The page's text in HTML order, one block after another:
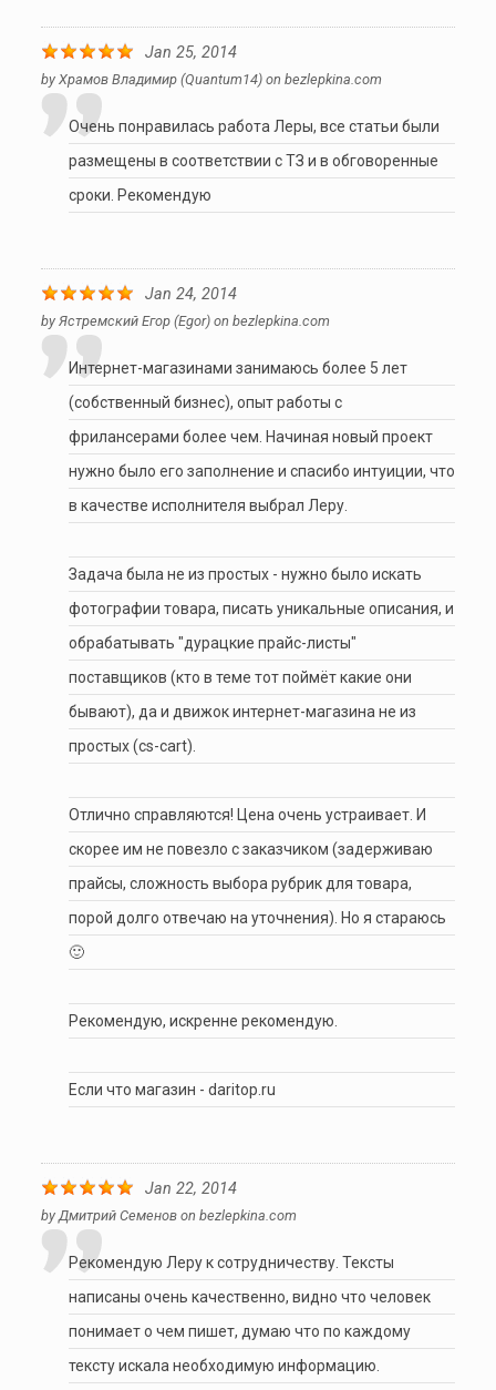
Jan 25, 2014
by Храмов Владимир (quantum14)on bezlepkina.com
Очень понравилась работа Леры, все статьи были
размещены в соответствии с ТЗ и в обговоренные
сроки. Рекомендую
Jan 24, 2014
by Ястремский Егор (egor)on bezlepkina.com
Интернет-магазинами занимаюсь более 5 лет
(собственный бизнес), опыт работы с
фрилансерами более чем. Начиная новый проект
нужно было его заполнение и спасибо интуиции, что
в качестве исполнителя выбрал Леру.
Задача была не из простых - нужно было искать
фотографии товара, писать уникальные описания, и
обрабатывать "дурацкие прайс-листы"
поставщиков (кто в теме тот поймёт какие они
бывают), да и движок интернет-магазина не из
простых (cs-cart).
Отлично справляются! Цена очень устраивает. И
скорее им не повезло с заказчиком (задерживаю
прайсы, сложность выбора рубрик для товара,
порой долго отвечаю на уточнения). Но я стараюсь
🙂
Рекомендую, искренне рекомендую.
Если что магазин - daritop.ru
Jan 22, 2014
byДмитрий Семеновon bezlepkina.com
Рекомендую Леру к сотрудничеству. Тексты
написаны очень качественно, видно что человек
понимает о чем пишет, думаю что по каждому
тексту искала необходимую информацию.